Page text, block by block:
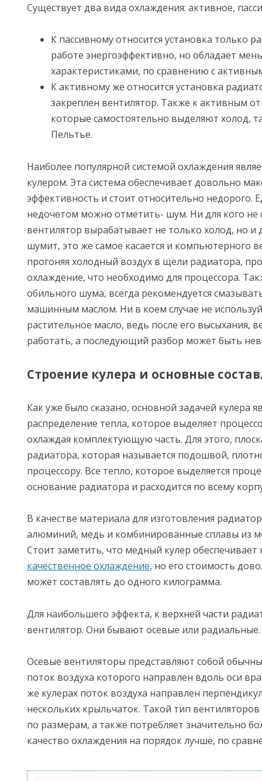
Существует два вида охлаждения: активное,
К пассивному относится установка только
работе энергоэффективно, но обладает
характеристиками, по сравнению с
К активному же относится установка
закреплен вентилятор. Также к активным
которые самостоятельно выделяют холод,
Пельтье.
Наиболее популярной системой охлаждения
кулером. Эта система обеспечивает довольно
эффективность и стоит относительно недорого.
недочетом можно отметить- шум. Ни для кого не
вентилятор вырабатывает не только холод, но и
шумит, это же самое касается и компьютерного
прогоняя холодный воздух в щели радиатора,
охлаждение, что необходимо для процессора.
обильного шума, всегда рекомендуется
машинным маслом. Ни в коем случае не
растительное масло, ведь после его высыхания,
работать, а последующий разбор может быть
Строение кулера и основные
Как уже было сказано, основной задачей кулера
распределение тепла, которое выделяет
охлаждая комплектующую часть. Для этого,
радиатора, которая называется подошвой,
процессору. Все тепло, которое выделяется
основание радиатора и расходится по всему
В качестве материала для изготовления
алюминий, медь и комбинированные сплавы из
Стоит заметить, что медный кулер обеспечивает
качественное охлаждение, но его стоимость
может составлять до одного килограмма.
Для наибольшего эффекта, к верхней части
вентилятор. Они бывают осевые или радиальные.
Осевые вентиляторы представляют собой
поток воздуха которого направлен вдоль оси
же кулерах поток воздуха направлен
нескольких крыльчаток. Такой тип
по размерам, а также потребляет значительно
качество охлаждения на порядок лучше, по